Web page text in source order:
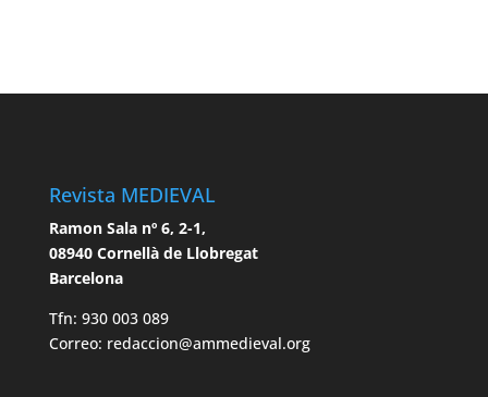
Revista MEDIEVAL
Ramon Sala nº 6, 2-1,
08940 Cornellà de Llobregat
Barcelona
Tfn: 930 003 089
Correo: redaccion@ammedieval.org